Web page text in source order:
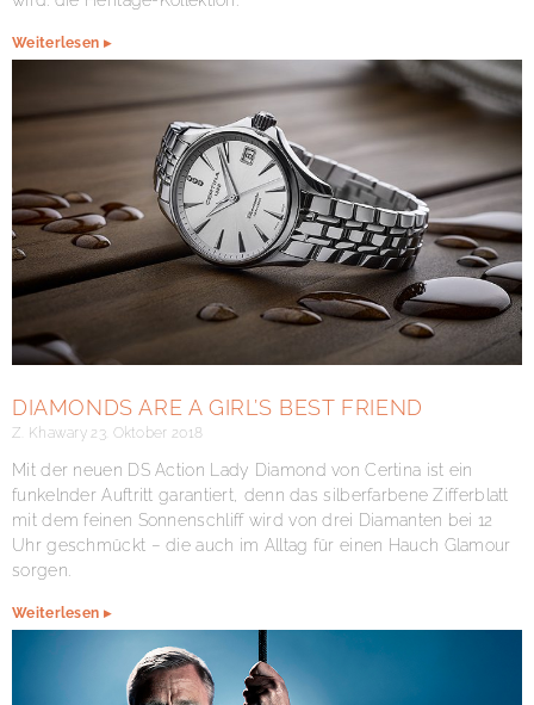
Weiterlesen ▸
DIAMONDS ARE A GIRL’S BEST FRIEND
Z. Khawary23. Oktober 2018
Mit der neuen DS Action Lady Diamond von Certina ist ein
funkelnder Auftritt garantiert, denn das silberfarbene Zifferblatt
mit dem feinen Sonnenschliff wird von drei Diamanten bei 12
Uhr geschmückt – die auch im Alltag für einen Hauch Glamour
sorgen.
Weiterlesen ▸